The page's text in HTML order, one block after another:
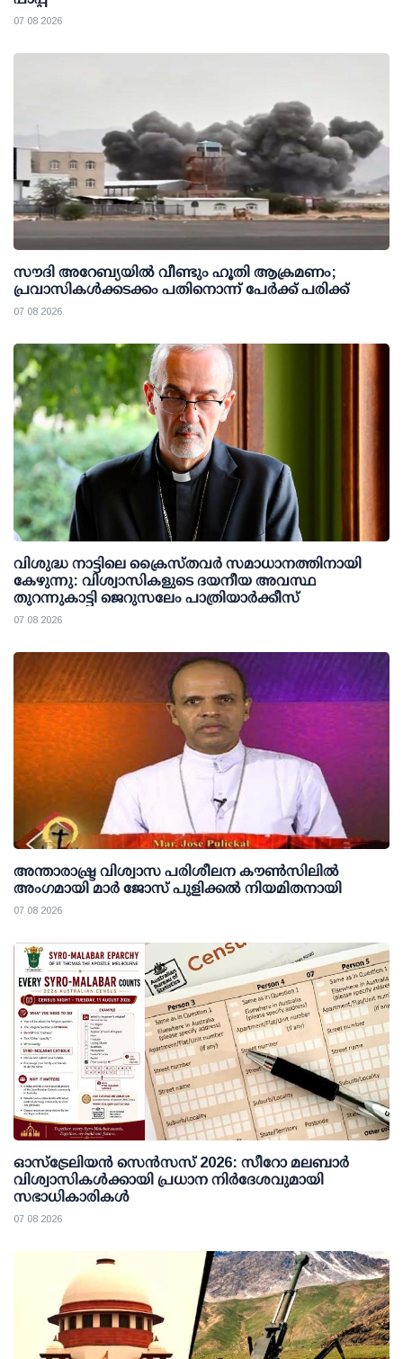
07 08 2026
സൗദി അറേബ്യയില്‍ വീണ്ടും ഹൂതി ആക്രമണം;
പ്രവാസികള്‍ക്കടക്കം പതിനൊന്ന് പേര്‍ക്ക് പരിക്ക്
07 08 2026
വിശുദ്ധ നാട്ടിലെ ക്രൈസ്തവർ സമാധാനത്തിനായി
കേഴുന്നു: വിശ്വാസികളുടെ ദയനീയ അവസ്ഥ
തുറന്നുകാട്ടി ജെറുസലേം പാത്രിയാർക്കീസ്
07 08 2026
അന്താരാഷ്ട്ര വിശ്വാസ പരിശീലന കൗണ്‍സിലില്‍
അംഗമായി മാര്‍ ജോസ് പുളിക്കല്‍ നിയമിതനായി
07 08 2026
ഓസ്ട്രേലിയൻ സെൻസസ് 2026: സീറോ മലബാർ
വിശ്വാസികൾക്കായി പ്രധാന നിർദേശവുമായി
സഭാധികാരികൾ
07 08 2026